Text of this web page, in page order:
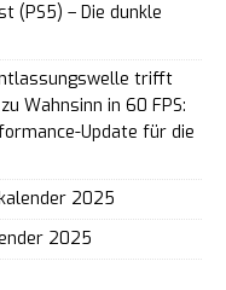
(PS5) – Die dunkle
trifft
zu Wahnsinn in 60 FPS:
Update für die
2025
2025